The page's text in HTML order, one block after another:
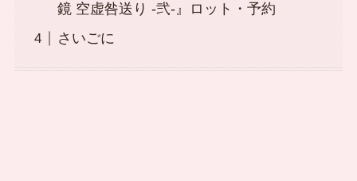
鏡 空虚咎送り -弐-』ロット・予約
さいごに